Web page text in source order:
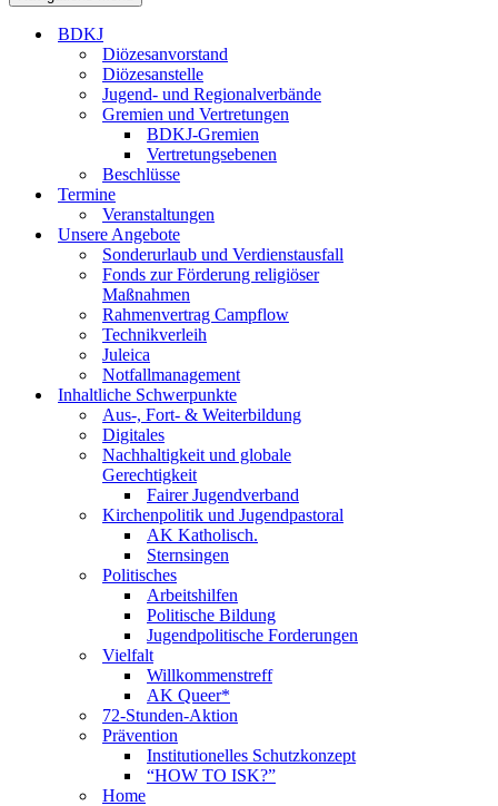
BDKJ
Diözesanvorstand
Diözesanstelle
Jugend- und Regionalverbände
Gremien und Vertretungen
BDKJ-Gremien
Vertretungsebenen
Beschlüsse
Termine
Veranstaltungen
Unsere Angebote
Sonderurlaub und Verdienstausfall
Fonds zur Förderung religiöser
Maßnahmen
Rahmenvertrag Campflow
Technikverleih
Juleica
Notfallmanagement
Inhaltliche Schwerpunkte
Aus-, Fort- & Weiterbildung
Digitales
Nachhaltigkeit und globale
Gerechtigkeit
Fairer Jugendverband
Kirchenpolitik und Jugendpastoral
AK Katholisch.
Sternsingen
Politisches
Arbeitshilfen
Politische Bildung
Jugendpolitische Forderungen
Vielfalt
Willkommenstreff
AK Queer*
72-Stunden-Aktion
Prävention
Institutionelles Schutzkonzept
“HOW TO ISK?”
Home